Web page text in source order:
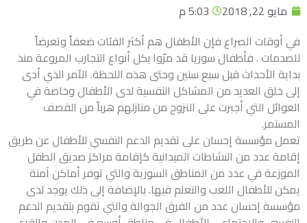
مايو 22, 2018
5:03 م
في أوقات الصراع فإن الأطفال هم أكثر الفئات ضعفاً وتعرضاً
للصدمات . فأطفال سوريا قد مرّوا بكل أنواع التجارب المروعة منذ
بداية الأحداث قبل سبع سنين وحتى هذه اللحظة. الأمر الذي أدى
إلى خلق العديد من المشاكل النفسية لدى الأطفال وخاصة في
العوائل التي أجبرت على النزوح من منازلهم هرباً من القصف
المستمر.
تعمل مؤسسة إحسان على تقديم الدعم النفسي للأطفال عن طريق
إقامة عدد من النشاطات الميدانية كإقامة مراكز صديق الطفل
الموزعة في عدد من المناطق السورية والتي توفر أماكن آمنة
يمكن للأطفال اللعب والتعلم فيها. بالإضافة إلى ذلك يوجد لدى
مؤسسة إحسان عدد من الفرق الجوالة والتي تقوم بتقديم الدعم